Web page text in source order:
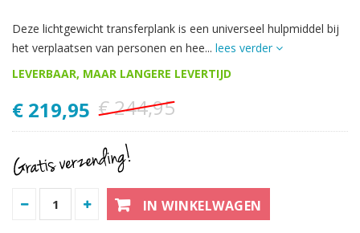
Deze lichtgewicht transferplank is een universeel hulpmiddel bij
het verplaatsen van personen en hee... lees verder
LEVERBAAR, MAAR LANGERE LEVERTIJD
€ 219,95 € 244,95
IN WINKELWAGEN